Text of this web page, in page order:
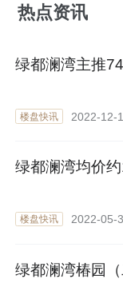
热点资讯
绿都澜湾主推
楼盘快讯 2022-12-
绿都澜湾均价
楼盘快讯 2022-05-
绿都澜湾椿园